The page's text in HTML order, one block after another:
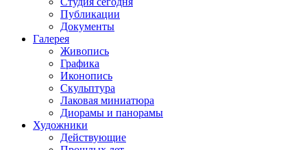
Публикации
Документы
Галерея
Живопись
Графика
Иконопись
Скульптура
Лаковая миниатюра
Диорамы и панорамы
Художники
Действующие